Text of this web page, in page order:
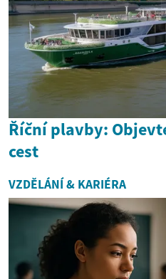
Říční plavby:
cest
VZDĚLÁNÍ & KARIÉRA